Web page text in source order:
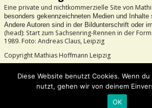
Eine private und nichtkommerzielle Site von
besonders gekennzeichneten Medien und Inhalte
Andere Autoren sind in der Bildunterschrift oder
(head): Start zum Sachsenring-Rennen in der
1989. Foto: Andreas Claus, Leipzig
Copyright Mathias Hoffmann Leipzig
Diese Website benutzt Cookies. Wenn
nutzt, gehen wir von deinem
OK